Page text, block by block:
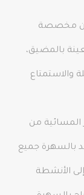
مخصصة
بالمضيق،
والاستمتاع
من
بالسهرة جميع
الأنشطة